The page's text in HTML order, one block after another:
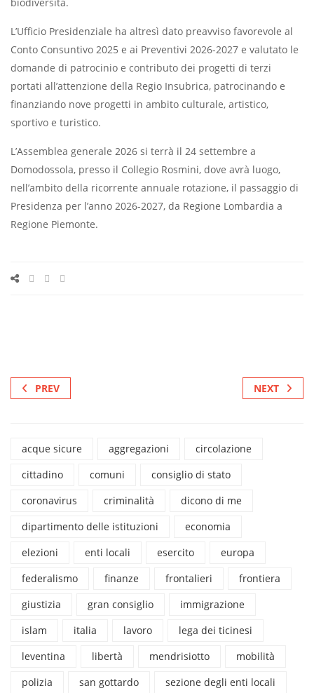
L’Ufficio Presidenziale ha altresì dato preavviso favorevole al
Conto Consuntivo 2025 e ai Preventivi 2026-2027 e valutato le
domande di patrocinio e contributo dei progetti di terzi
portati all’attenzione della Regio Insubrica, patrocinando e
finanziando nove progetti in ambito culturale, artistico,
sportivo e turistico.
L’Assemblea generale 2026 si terrà il 24 settembre a
Domodossola, presso il Collegio Rosmini, dove avrà luogo,
nell’ambito della ricorrente annuale rotazione, il passaggio di
Presidenza per l’anno 2026-2027, da Regione Lombardia a
Regione Piemonte.
PREV NEXT
acque sicure aggregazioni
circolazione
cittadino
comuni
consiglio di stato
coronavirus
criminalità
dicono di me
dipartimento delle istituzioni
economia
elezioni
enti locali esercito
europa
federalismo
finanze frontalieri
frontiera
giustizia
gran consiglio
immigrazione
islam
italia lavoro
lega dei ticinesi
leventina
libertà mendrisiotto
mobilità
polizia
san gottardo
sezione degli enti locali